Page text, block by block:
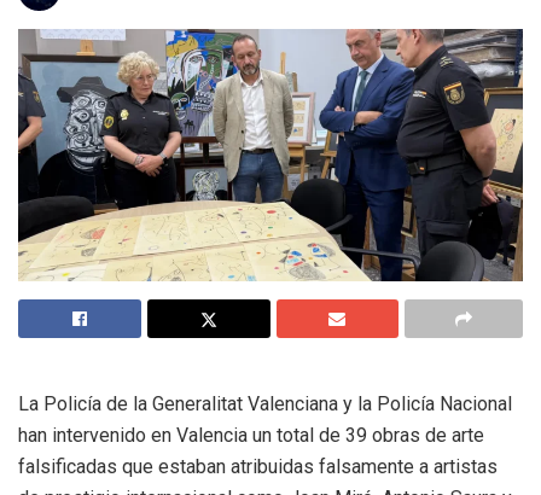
La Policía de la Generalitat Valenciana y la Policía Nacional
han intervenido en Valencia un total de 39 obras de arte
falsificadas que estaban atribuidas falsamente a artistas